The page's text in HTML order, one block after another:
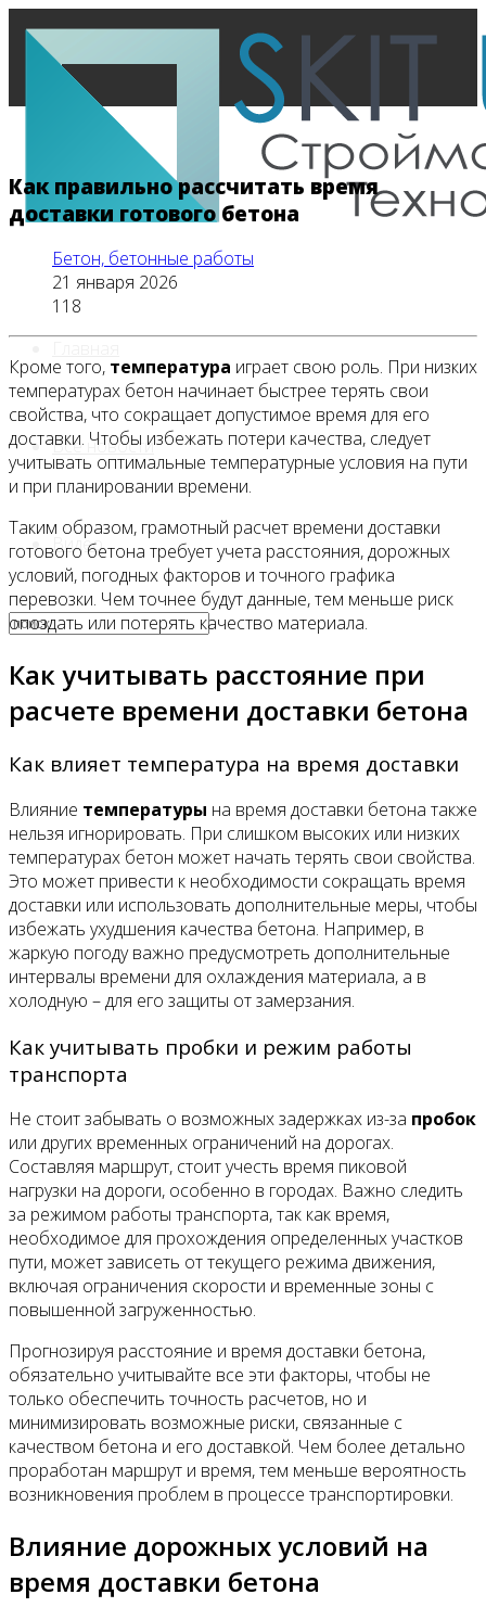
Все новости
Видео
Как правильно рассчитать время
доставки готового бетона
Бетон, бетонные работы
21 января 2026
118
Кроме того, температура играет свою роль. При низких
температурах бетон начинает быстрее терять свои
свойства, что сокращает допустимое время для его
доставки. Чтобы избежать потери качества, следует
учитывать оптимальные температурные условия на пути
и при планировании времени.
Таким образом, грамотный расчет времени доставки
готового бетона требует учета расстояния, дорожных
условий, погодных факторов и точного графика
перевозки. Чем точнее будут данные, тем меньше риск
опоздать или потерять качество материала.
Как учитывать расстояние при
расчете времени доставки бетона
Как влияет температура на время доставки
Влияние температуры на время доставки бетона также
нельзя игнорировать. При слишком высоких или низких
температурах бетон может начать терять свои свойства.
Это может привести к необходимости сокращать время
доставки или использовать дополнительные меры, чтобы
избежать ухудшения качества бетона. Например, в
жаркую погоду важно предусмотреть дополнительные
интервалы времени для охлаждения материала, а в
холодную – для его защиты от замерзания.
Как учитывать пробки и режим работы
транспорта
Не стоит забывать о возможных задержках из-за пробок
или других временных ограничений на дорогах.
Составляя маршрут, стоит учесть время пиковой
нагрузки на дороги, особенно в городах. Важно следить
за режимом работы транспорта, так как время,
необходимое для прохождения определенных участков
пути, может зависеть от текущего режима движения,
включая ограничения скорости и временные зоны с
повышенной загруженностью.
Прогнозируя расстояние и время доставки бетона,
обязательно учитывайте все эти факторы, чтобы не
только обеспечить точность расчетов, но и
минимизировать возможные риски, связанные с
качеством бетона и его доставкой. Чем более детально
проработан маршрут и время, тем меньше вероятность
возникновения проблем в процессе транспортировки.
Влияние дорожных условий на
время доставки бетона